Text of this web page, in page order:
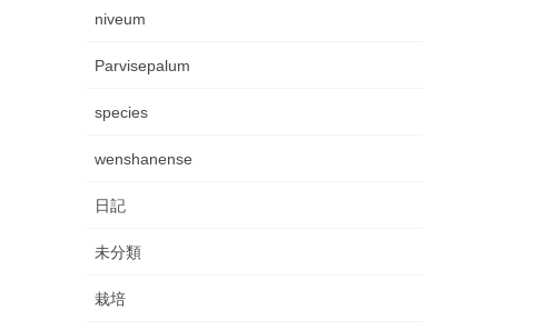
niveum
Parvisepalum
species
wenshanense
日記
未分類
栽培